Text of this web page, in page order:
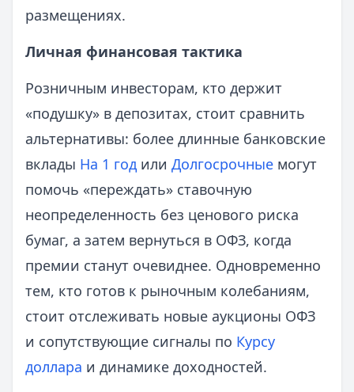
размещениях.
Личная финансовая тактика
Розничным инвесторам, кто держит
«подушку» в депозитах, стоит сравнить
альтернативы: более длинные банковские
вклады На 1 год или Долгосрочные могут
помочь «переждать» ставочную
неопределенность без ценового риска
бумаг, а затем вернуться в ОФЗ, когда
премии станут очевиднее. Одновременно
тем, кто готов к рыночным колебаниям,
стоит отслеживать новые аукционы ОФЗ
и сопутствующие сигналы по Курсу
доллара и динамике доходностей.